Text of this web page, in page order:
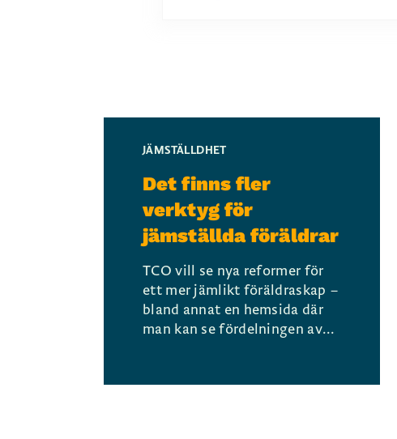
JÄMSTÄLLDHET
Det finns fler
verktyg för
jämställda föräldrar
TCO vill se nya reformer för
ett mer jämlikt föräldraskap –
bland annat en hemsida där
man kan se fördelningen av...